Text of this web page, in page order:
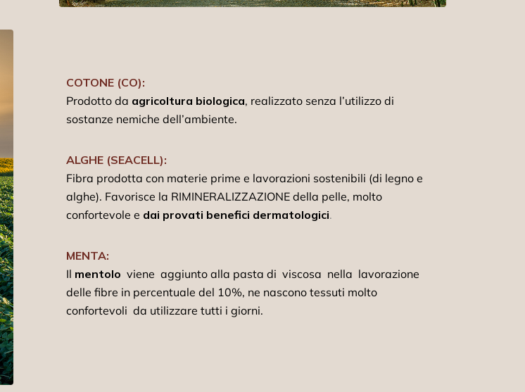
COTONE (CO):
Prodotto da agricoltura biologica, realizzato senza l’utilizzo di
sostanze nemiche dell’ambiente.
ALGHE (SEACELL):
Fibra prodotta con materie prime e lavorazioni sostenibili (di legno e
alghe). Favorisce la RIMINERALIZZAZIONE della pelle, molto
confortevole e dai provati benefici dermatologici.
MENTA:
Il mentolo viene aggiunto alla pasta di viscosa nella lavorazione
delle fibre in percentuale del 10%, ne nascono tessuti molto
confortevoli da utilizzare tutti i giorni.